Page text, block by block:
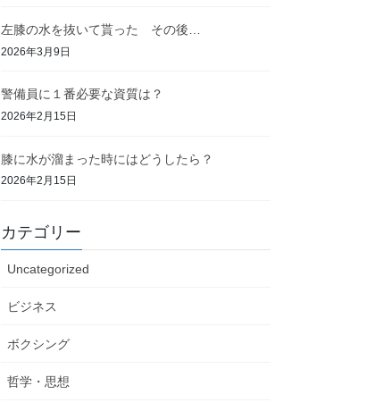
左膝の水を抜いて貰った その後…
2026年3月9日
警備員に１番必要な資質は？
2026年2月15日
膝に水が溜まった時にはどうしたら？
2026年2月15日
カテゴリー
Uncategorized
ビジネス
ボクシング
哲学・思想